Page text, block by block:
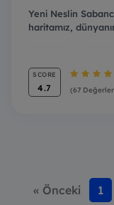
Yeni Neslin
haritamız,
SCORE
4.7 (67
« Önceki 1